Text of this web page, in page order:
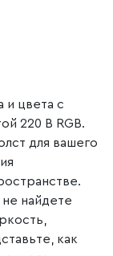
и цвета с
220 В RGB.
для вашего
не найдете
как